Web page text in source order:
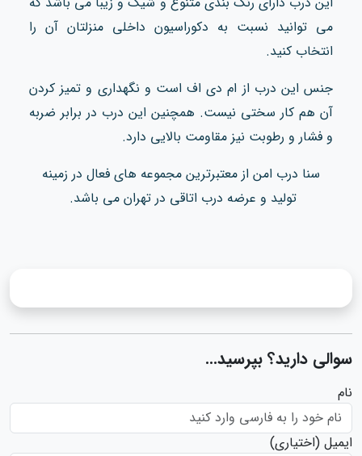
می توانید نسبت به دکوراسیون داخلی منزلتان آن را
انتخاب کنید.
جنس این درب از ام دی اف است و نگهداری و تمیز کردن
آن هم کار سختی نیست. همچنین این درب در برابر ضربه
و فشار و رطوبت نیز مقاومت بالایی دارد.
سنا درب امن از معتبرترین مجموعه های فعال در زمینه
تولید و عرضه درب اتاقی در تهران می باشد.
سوالی دارید؟ بپرسید...
نام
ایمیل (اختیاری)